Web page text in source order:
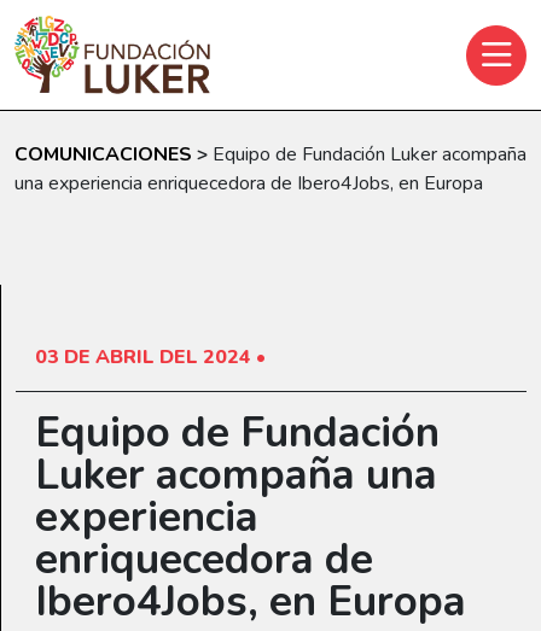
Skip to main content
COMUNICACIONES > Equipo de Fundación Luker acompaña
una experiencia enriquecedora de Ibero4Jobs, en Europa
03 DE ABRIL DEL 2024 •
Equipo de Fundación
Luker acompaña una
experiencia
enriquecedora de
Ibero4Jobs, en Europa